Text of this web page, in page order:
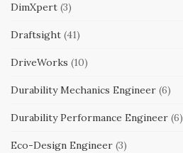
DimXpert (3)
Draftsight (41)
DriveWorks (10)
Durability Mechanics Engineer (6)
Durability Performance Engineer (6)
Eco-Design Engineer (3)